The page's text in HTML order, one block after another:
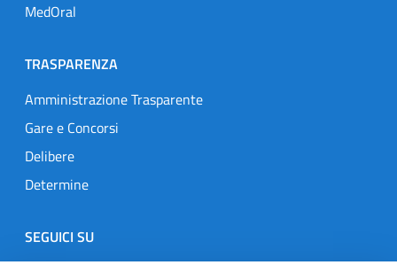
MedOral
TRASPARENZA
Amministrazione Trasparente
Gare e Concorsi
Delibere
Determine
SEGUICI SU